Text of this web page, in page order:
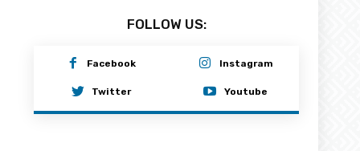
FOLLOW US:
Facebook Instagram
Twitter Youtube